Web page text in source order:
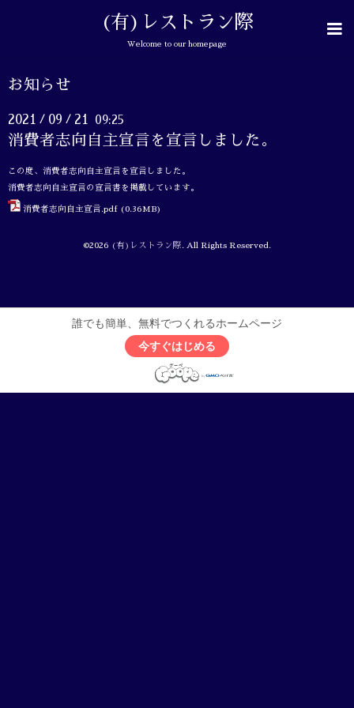
(有)レストラン際
Welcome to our homepage
お知らせ
2021 / 09 / 21 09:25
消費者志向自主宣言を宣言しました。
この度、消費者志向自主宣言を宣言しました。
消費者志向自主宣言の宣言書を掲載しています。
消費者志向自主宣言.pdf (0.36MB)
©2026 (有)レストラン際. All Rights Reserved.
誰でも簡単、無料でつくれるホームページ
今すぐはじめる